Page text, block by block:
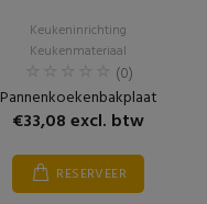
Keukeninrichting
Keukenmateriaal
(0)
Pannenkoekenbakplaat
€33,08 excl. btw
RESERVEER